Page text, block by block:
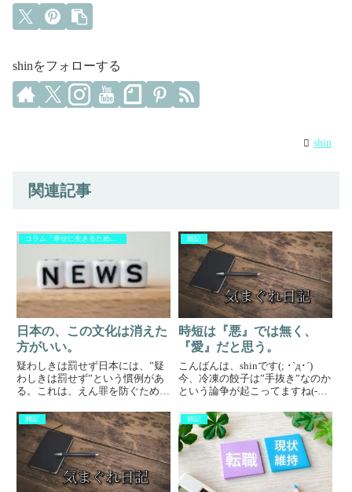
shinをフォローする
shin
関連記事
コラム「幸せに生きるために」
日本の、この文化は消えた
方がいい。
疑わしきは罰せず日本には、”疑
わしきは罰せず”という慣例があ
る。これは、えん罪を防ぐために
が、有罪が確定してもなお、犯罪
者を守る法律が多く存在する。こ
れは、実際に何かの犯罪に巻き込
まれないと気がつかないという
か...
雑記
時短は『悪』では無く、
『愛』だと思う。
こんばんは、shinです(; ･`д･´)
今、冷凍の餃子は”手抜き”なのか
という論争が起こってますね(-
ですよ。簡単で美味しいって最高
じゃないですかぁ！！それと、僕
が思うにその人は、料理をやって
いないじゃ...
雑記 雑記